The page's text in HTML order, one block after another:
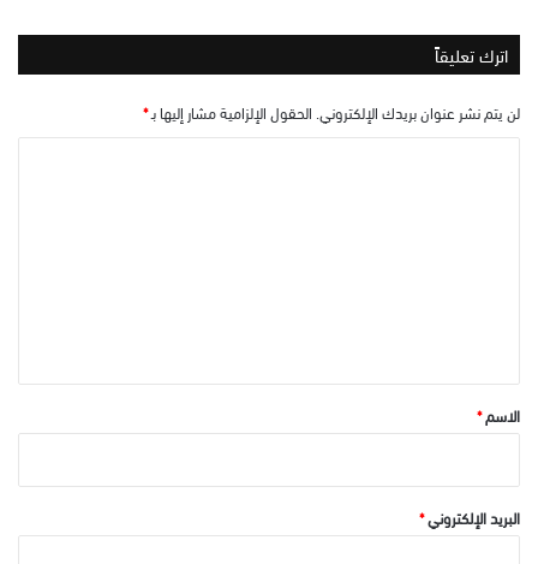
اترك تعليقاً
لن يتم نشر عنوان بريدك الإلكتروني. الحقول الإلزامية مشار إليها بـ*
*الاسم*
البريد الإلكتروني*